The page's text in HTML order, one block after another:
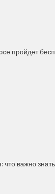
пройдет
важно